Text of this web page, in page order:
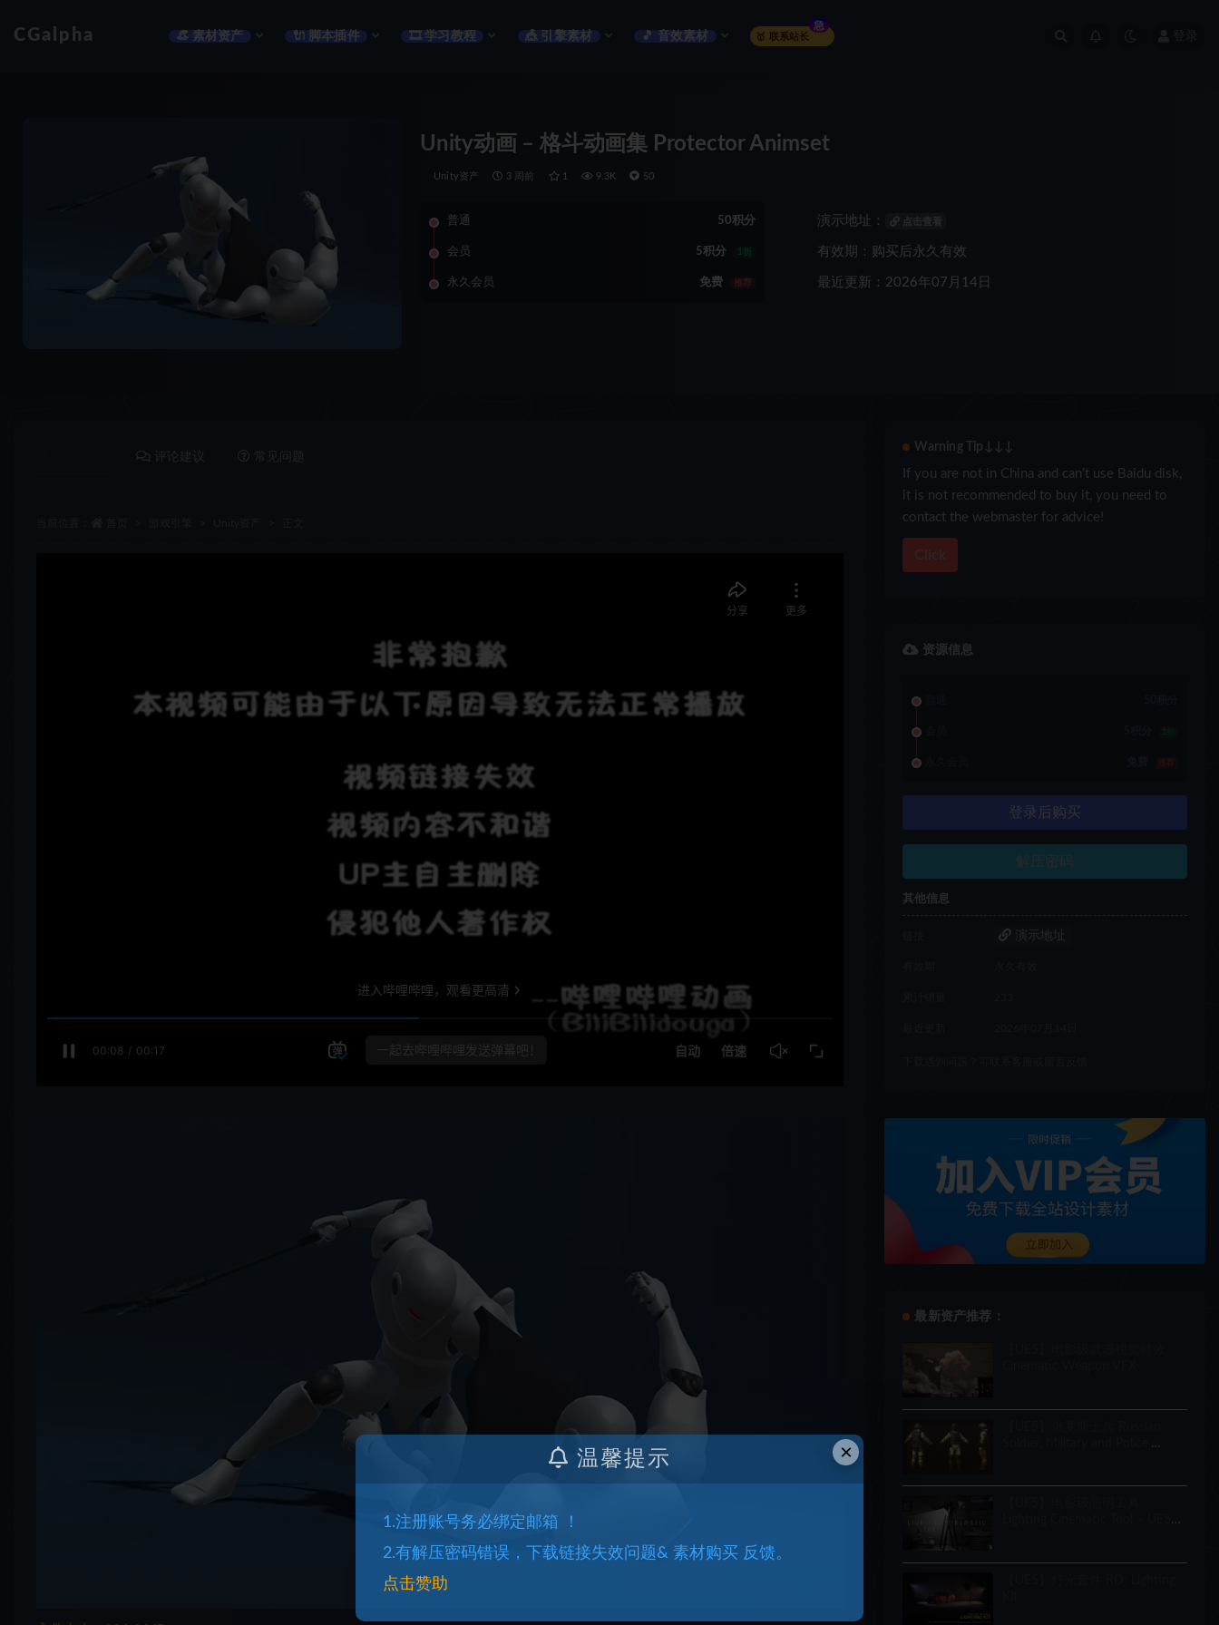
CGalpha 👒 素材资产 🔌 脚本插件 🎞️ 学习教程 🎪 引擎素材 🎵 音效素材 🥇 联系站长
急
Unity动画 – 格斗动画集 Protector Animset
Unity资产 3 周前 1 9.3K 50
普通 50积分
会员 5积分 1折
永久会员 免费 推荐
演示地址： 点击查看
有效期：购买后永久有效
最近更新：2026年07月14日
评论建议 常见问题
Warning Tip↓↓↓
If you are not in China and can’t use Baidu disk,
it is not recommended to buy it, you need to
contact the webmaster for advice!
Click
资源信息
推荐
登录后购买
解压密码
其他信息
演示地址
最新资产推荐：
×
温馨提示
1.注册账号务必绑定邮箱 ！
2.有解压密码错误，下载链接失效问题& 素材购买 反馈。
点击赞助